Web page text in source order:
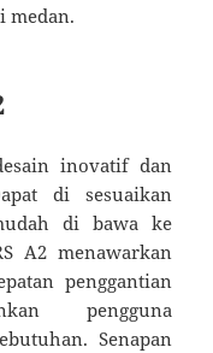
medan.
inovatif dan
di sesuaikan
di bawa ke
A2 menawarkan
penggantian
pengguna
Senapan